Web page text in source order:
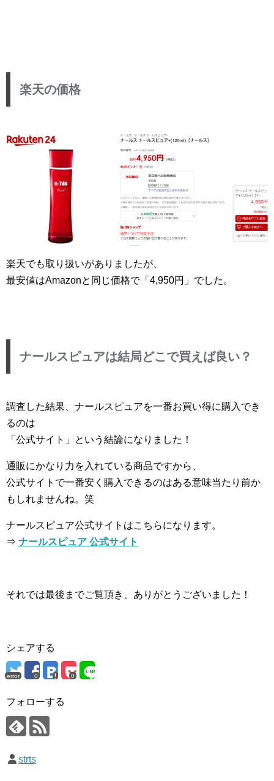
楽天の価格
楽天でも取り扱いがありましたが、
最安値はAmazonと同じ価格で「4,950円」でした。
ナールスピュアは結局どこで買えば良い？
調査した結果、ナールスピュアを一番お買い得に購入でき
るのは
「公式サイト」という結論になりました！
通販にかなり力を入れている商品ですから、
公式サイトで一番安く購入できるのはある意味当たり前か
もしれませんね。笑
ナールスピュア公式サイトはこちらになります。
⇒ ナールスピュア 公式サイト
それでは最後までご覧頂き、ありがとうございました！
シェアする
error 0 0
フォローする
strts